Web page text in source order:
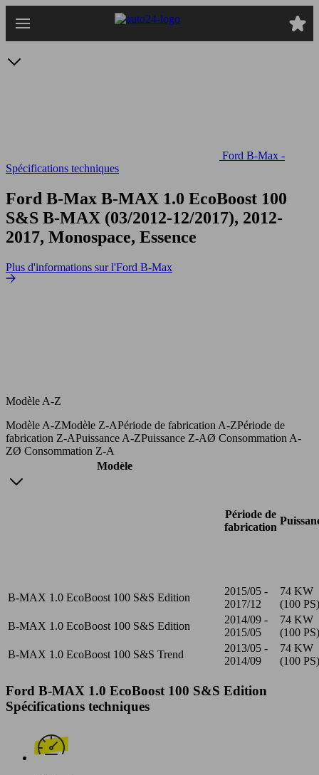
au
Ford B-Max -
Spécifications techniques
Ford B-Max B-MAX 1.0 EcoBoost 100
S&S B-MAX (03/2012-12/2017), 2012-
2017, Monospace, Essence
Plus d'informations sur l'Ford B-Max
Modèle A-Z
Modèle A-ZModèle Z-APériode de fabrication A-ZPériode de
fabrication Z-APuissance A-ZPuissance Z-AØ Consommation A-
ZØ Consommation Z-A
Modèle
Période de
fabrication
B-MAX 1.0 EcoBoost 100 S&S Edition
2015/05 -
2017/12
74 KW
(100 PS)
B-MAX 1.0 EcoBoost 100 S&S Edition
2014/09 -
2015/05
74 KW
(100 PS)
B-MAX 1.0 EcoBoost 100 S&S Trend
2013/05 -
2014/09
74 KW
(100 PS)
Ford B-MAX 1.0 EcoBoost 100 S&S Edition
Spécifications techniques